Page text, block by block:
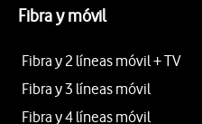
Fibra y móvil
Fibra y 2 líneas móvil + TV
Fibra y 3 líneas móvil
Fibra y 4 líneas móvil